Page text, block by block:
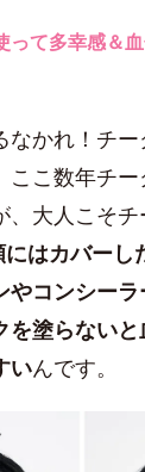
って多幸感＆
なかれ！チ
ここ数年チ
、大人こそ
にはカバーし
やコンシー
塗らないと
いんです。